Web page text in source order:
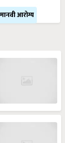
आरोग्य